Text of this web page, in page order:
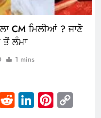
CM ਮਿਲੀਆਂ ? ਜਾਣੋ
ਤੋਂ ਲੰਮਾ
1 mins
RedditLinkedIn